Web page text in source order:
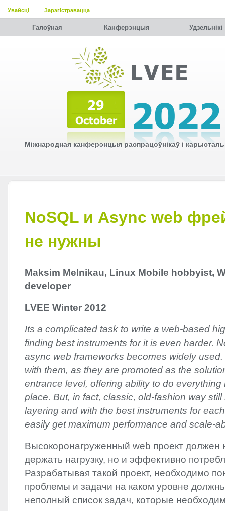
Увайсці Зарэгістравацца
Галоўная Канферэнцыя Удзельнiкi
Міжнародная канферэнцыя распрацоўнікаў і
NoSQL и Async web
не нужны
Maksim Melnikau, Linux Mobile hobbyist,
developer
LVEE Winter 2012
Its a complicated task to write a web-based
finding best instruments for it is even harder.
async web frameworks becomes widely
with them, as they are promoted as the
entrance level, offering ability to do everything
place. But, in fact, classic, old-fashion way
layering and with the best instruments for
easily get maximum performance and scale-
Высокоронагруженный web проект должен
держать нагрузку, но и эффективно
Разрабатывая такой проект, необходимо
проблемы и задачи на каком уровне
неполный список задач, которые